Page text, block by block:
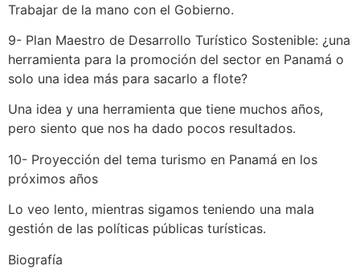
Trabajar de la mano con el Gobierno.
9- Plan Maestro de Desarrollo Turístico Sostenible: ¿una
herramienta para la promoción del sector en Panamá o
solo una idea más para sacarlo a flote?
Una idea y una herramienta que tiene muchos años,
pero siento que nos ha dado pocos resultados.
10- Proyección del tema turismo en Panamá en los
próximos años
Lo veo lento, mientras sigamos teniendo una mala
gestión de las políticas públicas turísticas.
Biografía